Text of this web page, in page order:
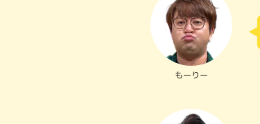
もーりー